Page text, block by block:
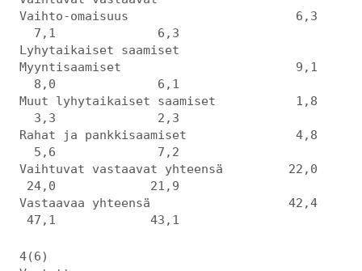
Vaihto-omaisuus 6,3
7,1 6,3
Lyhytaikaiset saamiset
Myyntisaamiset 9,1
8,0 6,1
Muut lyhytaikaiset saamiset 1,8
3,3 2,3
Rahat ja pankkisaamiset 4,8
5,6 7,2
Vaihtuvat vastaavat yhteensä 22,0
24,0 21,9
Vastaavaa yhteensä 42,4
47,1 43,1
4(6)